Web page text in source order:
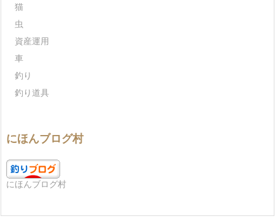
猫
虫
資産運用
車
釣り
釣り道具
にほんブログ村
にほんブログ村